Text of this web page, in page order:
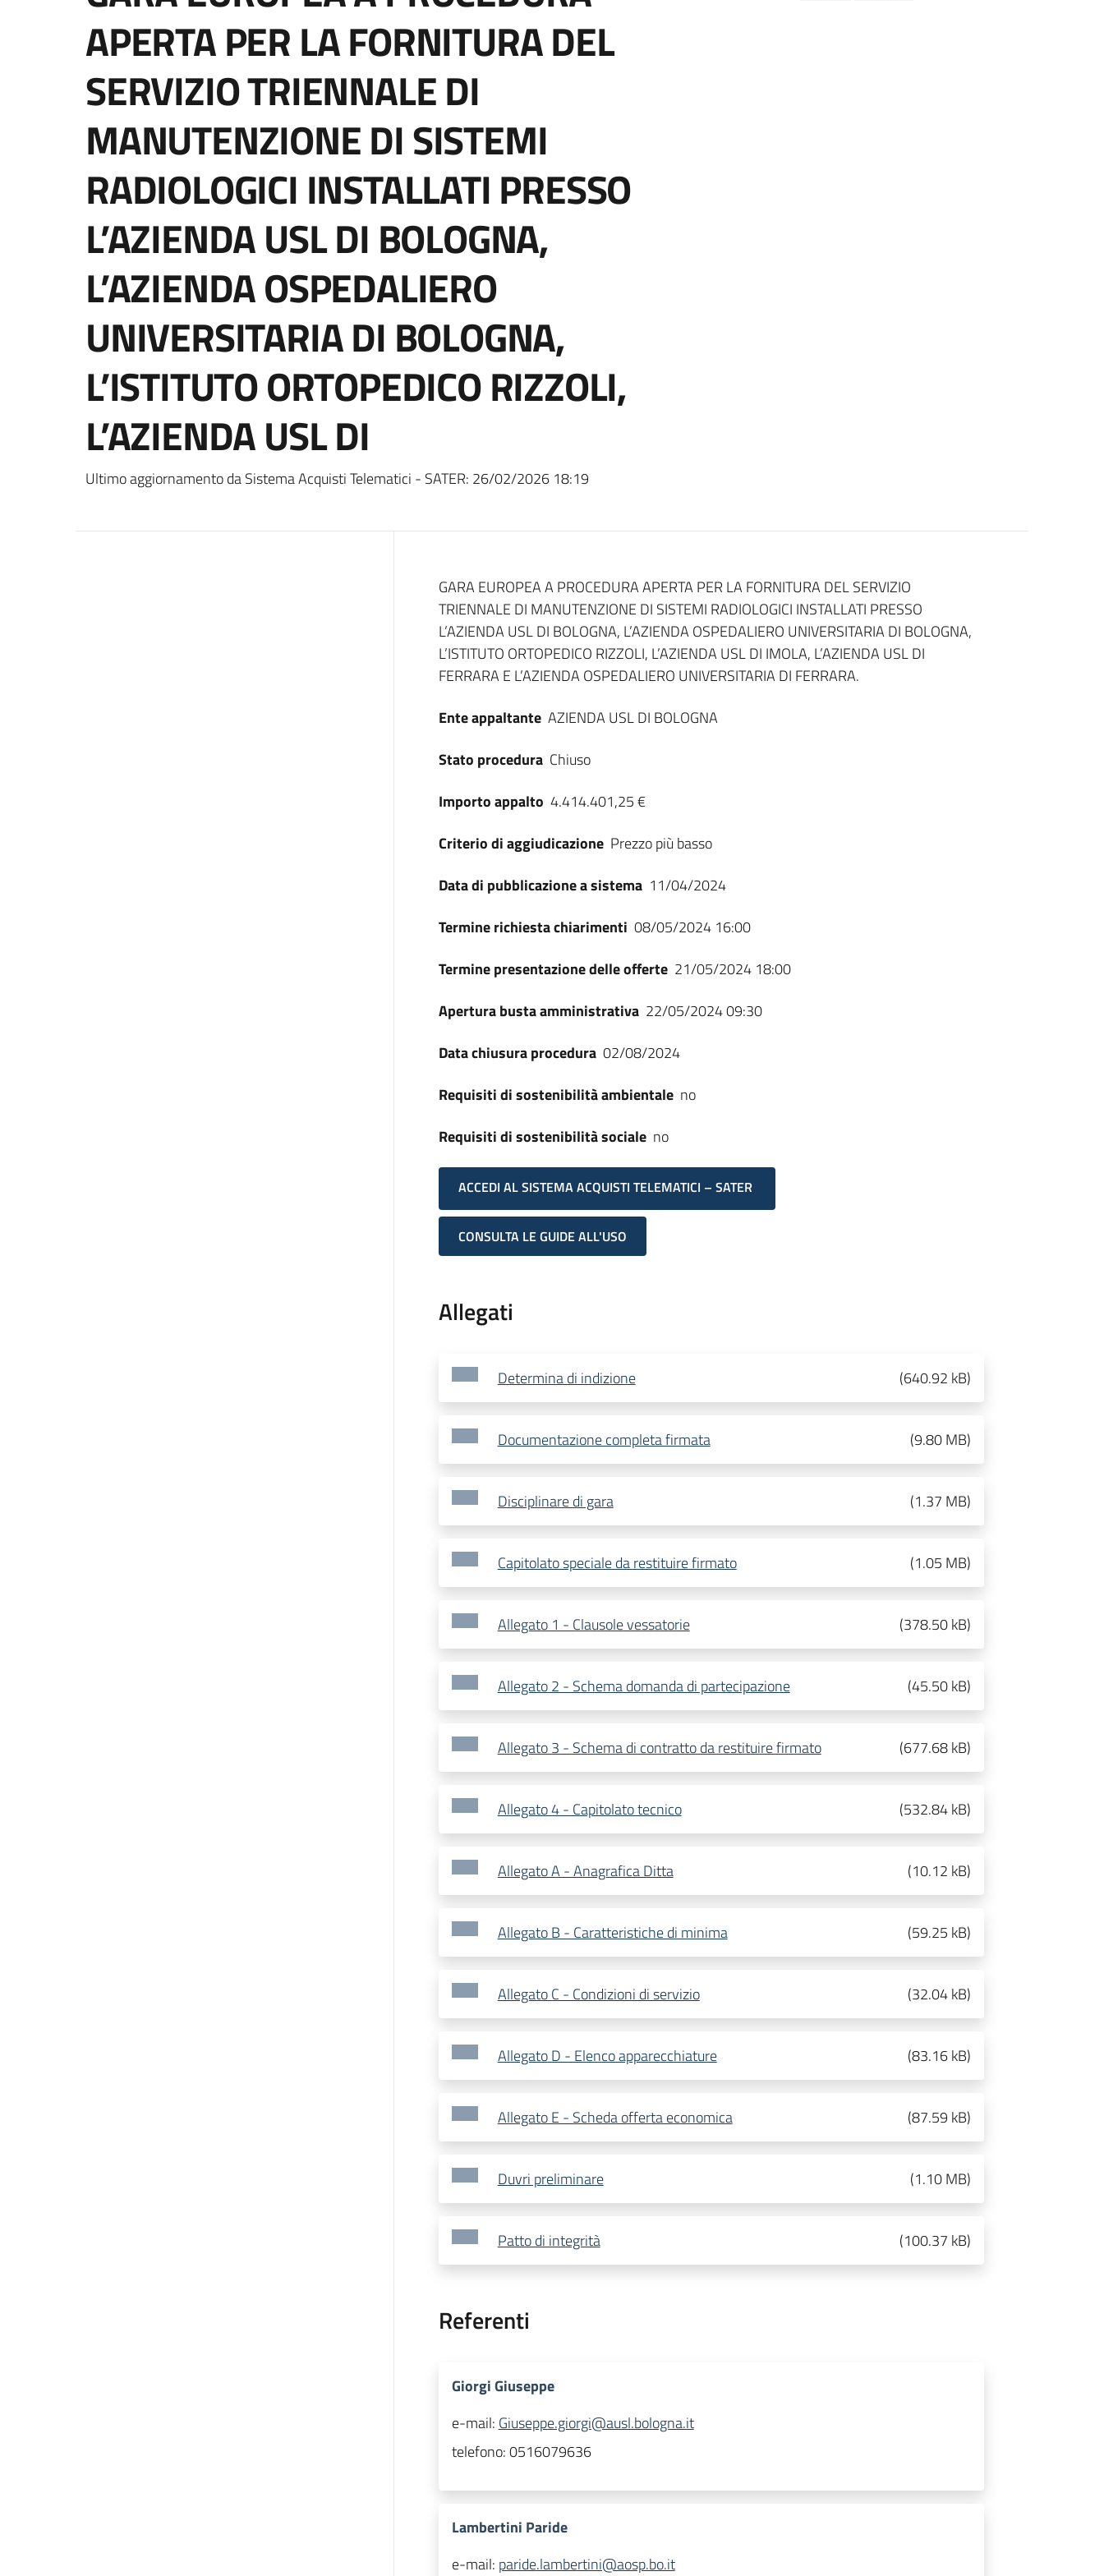
APERTA PER LA FORNITURA DEL
SERVIZIO TRIENNALE DI
MANUTENZIONE DI SISTEMI
RADIOLOGICI INSTALLATI PRESSO
L’AZIENDA USL DI BOLOGNA,
L’AZIENDA OSPEDALIERO
UNIVERSITARIA DI BOLOGNA,
L’ISTITUTO ORTOPEDICO RIZZOLI,
L’AZIENDA USL DI
Ultimo aggiornamento da Sistema Acquisti Telematici - SATER: 26/02/2026 18:19
Dati del bando
GARA EUROPEA A PROCEDURA APERTA PER LA FORNITURA DEL SERVIZIO
TRIENNALE DI MANUTENZIONE DI SISTEMI RADIOLOGICI INSTALLATI PRESSO
L’AZIENDA USL DI BOLOGNA, L’AZIENDA OSPEDALIERO UNIVERSITARIA DI BOLOGNA,
L’ISTITUTO ORTOPEDICO RIZZOLI, L’AZIENDA USL DI IMOLA, L’AZIENDA USL DI
FERRARA E L’AZIENDA OSPEDALIERO UNIVERSITARIA DI FERRARA.
Ente appaltante AZIENDA USL DI BOLOGNA
Stato procedura Chiuso
Importo appalto 4.414.401,25 €
Criterio di aggiudicazione Prezzo più basso
Data di pubblicazione a sistema 11/04/2024
Termine richiesta chiarimenti 08/05/2024 16:00
Termine presentazione delle offerte 21/05/2024 18:00
Apertura busta amministrativa 22/05/2024 09:30
Data chiusura procedura 02/08/2024
Requisiti di sostenibilità ambientale no
Requisiti di sostenibilità sociale no
ACCEDI AL SISTEMA ACQUISTI TELEMATICI – SATER
CONSULTA LE GUIDE ALL'USO
Allegati
Determina di indizione (640.92 kB)
Documentazione completa firmata (9.80 MB)
Disciplinare di gara (1.37 MB)
Capitolato speciale da restituire firmato (1.05 MB)
Allegato 1 - Clausole vessatorie (378.50 kB)
Allegato 2 - Schema domanda di partecipazione (45.50 kB)
Allegato 3 - Schema di contratto da restituire firmato (677.68 kB)
Allegato 4 - Capitolato tecnico (532.84 kB)
Allegato A - Anagrafica Ditta (10.12 kB)
Allegato B - Caratteristiche di minima (59.25 kB)
Allegato C - Condizioni di servizio (32.04 kB)
Allegato D - Elenco apparecchiature (83.16 kB)
Allegato E - Scheda offerta economica (87.59 kB)
Duvri preliminare (1.10 MB)
Patto di integrità (100.37 kB)
Referenti
Giorgi Giuseppe
e-mail: Giuseppe.giorgi@ausl.bologna.it
telefono:0516079636
Lambertini Paride
e-mail: paride.lambertini@aosp.bo.it